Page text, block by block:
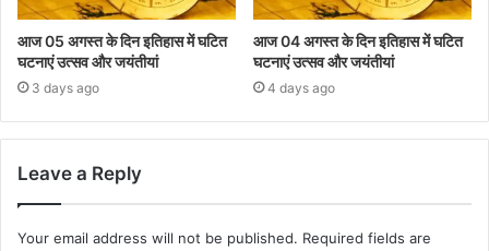
आज 05 अगस्त के दिन इतिहास में घटित
घटनाएं उत्सव और जयंतीयां
3 days ago
आज 04 अगस्त के दिन इतिहास में घटित
घटनाएं उत्सव और जयंतीयां
4 days ago
Leave a Reply
Your email address will not be published. Required fields are